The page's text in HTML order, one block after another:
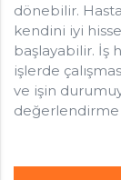
dönebilir.
kendini iyi
başlayabilir. İş
işlerde
ve işin
değerlendirme